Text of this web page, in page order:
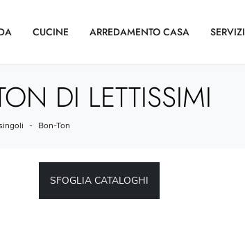
CUCINE ARREDAMENTO CASA SERVIZI
DI LETTISSIMI
- Bon-Ton
SFOGLIA CATALOGHI